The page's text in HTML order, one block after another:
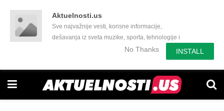
Aktuelnosti.us
Sve najvažnije vesti, korisne informacije,
dešavanja iz sveta muzike, sporta, tehnologije i
još mnogo toga zanimljivog.No Thanks INSTALL